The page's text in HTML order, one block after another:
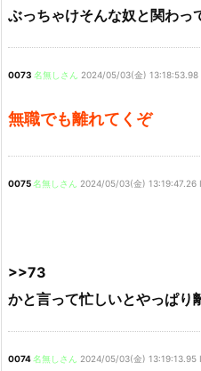
ぶっちゃけそんな奴と関わっ
0073 名無しさん 2024/05/03(金) 13:18:53.98
無職でも離れてくぞ
0075名無しさん 2024/05/03(金) 13:19:47.26
>>73
かと言って忙しいとやっぱり
0074名無しさん 2024/05/03(金) 13:19:13.95